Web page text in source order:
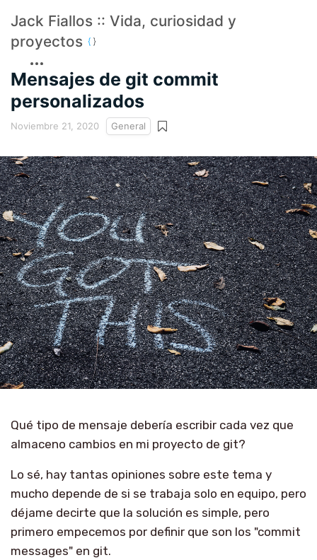
Jack Fiallos :: Vida, curiosidad y
proyectos
Mensajes de git commit
personalizados
Noviembre 21, 2020 General
Qué tipo de mensaje debería escribir cada vez que
almaceno cambios en mi proyecto de git?
Lo sé, hay tantas opiniones sobre este tema y
mucho depende de si se trabaja solo en equipo, pero
déjame decirte que la solución es simple, pero
primero empecemos por definir que son los "commit
messages" en git.